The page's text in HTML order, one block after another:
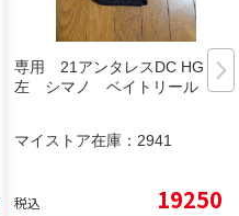
専用 21アンタレスDC HG
左 シマノ ベイトリール
マイストア在庫： 2941
税込 19250